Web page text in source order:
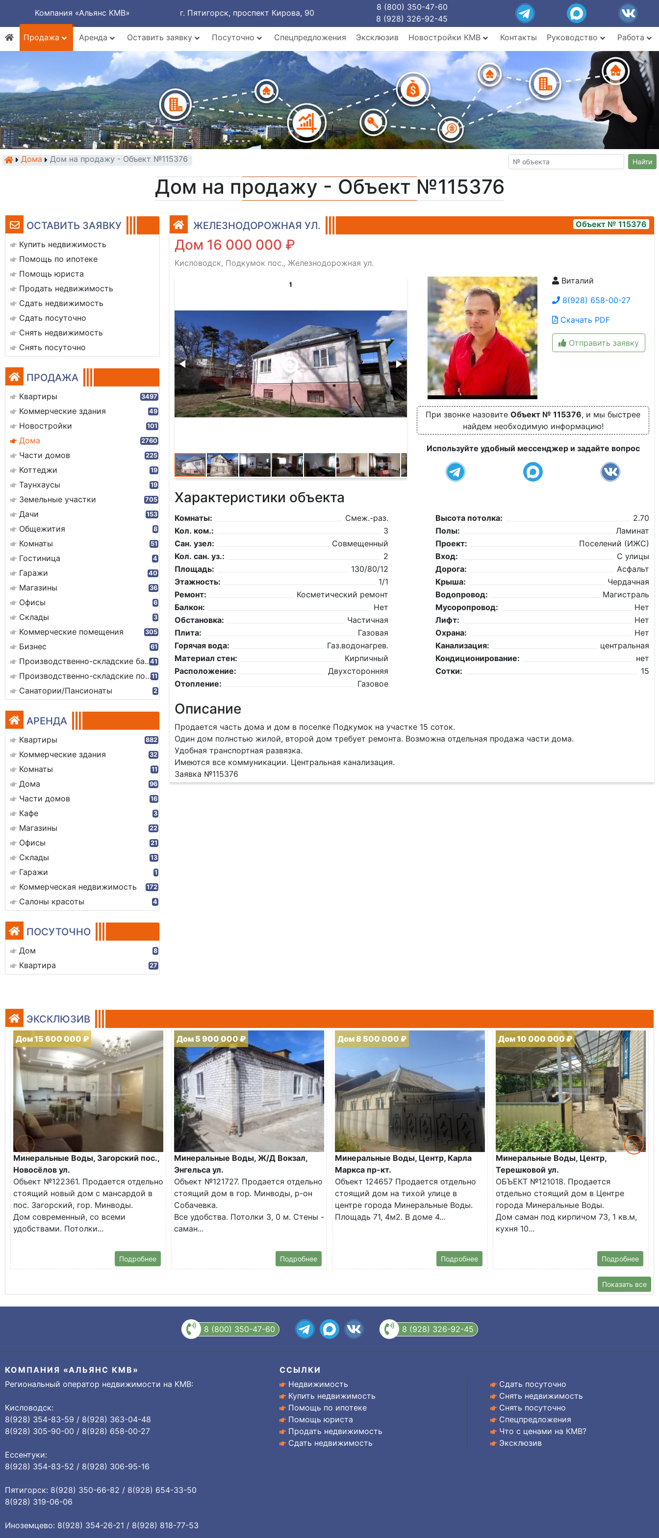
Компания «Альянс КМВ» г. Пятигорск, проспект Кирова, 90
8 (800) 350-47-60
8 (928) 326-92-45
Продажа
Аренда Оставить заявку Посуточно Спецпредложения Эксклюзив Новостройки КМВ Контакты Руководство Работа
Дома Дом на продажу - Объект №115376 Найти
Дом на продажу - Объект №115376
ОСТАВИТЬ ЗАЯВКУ
Купить недвижимость
Помощь по ипотеке
Помощь юриста
Продать недвижимость
Сдать недвижимость
Сдать посуточно
Снять недвижимость
Снять посуточно
ПРОДАЖА
Квартиры 3497
Коммерческие здания 49
Новостройки 101
Дома 2760
Части домов 225
Коттеджи 19
Таунхаусы 19
Земельные участки 705
Дачи 153
Общежития 8
Комнаты 51
Гостиница 4
Гаражи 40
Магазины 36
Офисы 6
Склады 3
Коммерческие помещения 305
Бизнес 61
Производственно-складские базы41
Производственно-складские помещения11
Санатории/Пансионаты 2
АРЕНДА
Квартиры 882
Коммерческие здания 32
Комнаты 11
Дома 96
Части домов 16
Кафе 3
Магазины 22
Офисы 21
Склады 13
Гаражи 1
Коммерческая недвижимость 172
Салоны красоты 4
ПОСУТОЧНО
Дом 8
Квартира 27
ЖЕЛЕЗНОДОРОЖНАЯ УЛ. Объект № 115376
Дом 16 000 000 ₽
Кисловодск, Подкумок пос., Железнодорожная ул.
1 2
Виталий
8(928) 658-00-27
Скачать PDF
Отправить заявку
При звонке назовите Объект № 115376, и мы быстрее
найдем необходимую информацию!
Используйте удобный мессенджер и задайте вопрос
Характеристики объекта
Комнаты:
Смеж.-раз.
Кол. ком.:
3
Сан. узел:
Совмещенный
Кол. сан. уз.:
2
Площадь:
130/80/12
Этажность:
1/1
Ремонт:
Косметический ремонт
Балкон:
Нет
Обстановка:
Частичная
Плита:
Газовая
Горячая вода:
Газ.водонагрев.
Материал стен:
Кирпичный
Расположение:
Двухсторонняя
Отопление:
Газовое
Высота потолка:
2.70
Полы:
Ламинат
Проект:
Поселений (ИЖС)
Вход:
С улицы
Дорога:
Асфальт
Крыша:
Чердачная
Водопровод:
Магистраль
Мусоропровод:
Нет
Лифт:
Нет
Охрана:
Нет
Канализация:
центральная
Кондиционирование:
нет
Сотки:
15
Описание
Продается часть дома и дом в поселке Подкумок на участке 15 соток.
Один дом полнстью жилой, второй дом требует ремонта. Возможна отдельная продажа части дома.
Удобная транспортная развязка.
Имеются все коммуникации. Центральная канализация.
Заявка №115376
ЭКСКЛЮЗИВ
Дом 15 600 000 ₽
Минеральные Воды, Загорский пос.,
Новосёлов ул.
Объект №122361. Продается отдельно
стоящий новый дом с мансардой в
пос. Загорский, гор. Минводы.
Дом современный, со всеми
удобствами. Потолки...
Подробнее
Дом 5 900 000 ₽
Минеральные Воды, Ж/Д Вокзал,
Энгельса ул.
Объект №121727. Продается отдельно
стоящий дом в гор. Минводы, р-он
Собачевка.
Все удобства. Потолки 3, 0 м. Стены -
саман...
Подробнее
Дом 8 500 000 ₽
Минеральные Воды, Центр, Карла
Маркса пр-кт.
Объект 124657 Продается отдельно
стоящий дом на тихой улице в
центре города Минеральные Воды.
Площадь 71, 4м2. В доме 4...
Подробнее
Дом 10 000 000 ₽
Минеральные Воды, Центр,
Терешковой ул.
ОБЪЕКТ №121018. Продается
отдельно стоящий дом в Центре
города Минеральные Воды.
Дом саман под кирпичом 73, 1 кв.м,
кухня 10...
Подробнее
Показать все
8 (800) 350-47-60 8 (928) 326-92-45
КОМПАНИЯ «АЛЬЯНС КМВ»
Региональный оператор недвижимости на КМВ:
Кисловодск:
8(928) 354-83-59 / 8(928) 363-04-48
8(928) 305-90-00 / 8(928) 658-00-27
Ессентуки:
8(928) 354-83-52 / 8(928) 306-95-16
Пятигорск: 8(928) 350-66-82 / 8(928) 654-33-50
8(928) 319-06-06
Иноземцево: 8(928) 354-26-21 / 8(928) 818-77-53
ССЫЛКИ
Недвижимость
Купить недвижимость
Помощь по ипотеке
Помощь юриста
Продать недвижимость
Сдать недвижимость
Сдать посуточно
Снять недвижимость
Снять посуточно
Спецпредложения
Что с ценами на КМВ?
Эксклюзив